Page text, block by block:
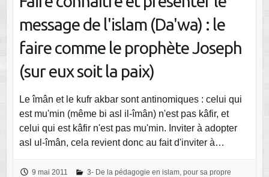
message de l'islam (Da'wa) : le
faire comme le prophète Joseph
(sur eux soit la paix)
Le îmân et le kufr akbar sont antinomiques : celui qui
est mu'min (même bi asl il-îmân) n'est pas kâfir, et
celui qui est kâfir n'est pas mu'min. Inviter à adopter
asl ul-îmân, cela revient donc au fait d'inviter à…
9 mai 2011
3- De la pédagogie en islam, pour sa propre